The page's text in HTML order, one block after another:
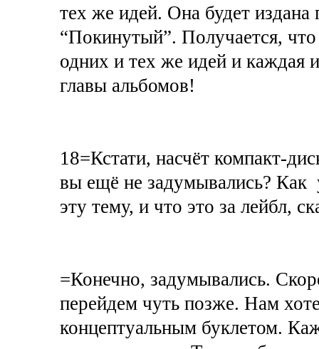
тех же идей. Она будет издана
“Покинутый”. Получается,
одних и тех же идей и каждая
главы альбомов!
18=Кстати, насчёт компакт-
вы ещё не задумывались? Как
эту тему, и что это за лейбл,
=Конечно, задумывались.
перейдем чуть позже. Нам
концептуальным буклетом.